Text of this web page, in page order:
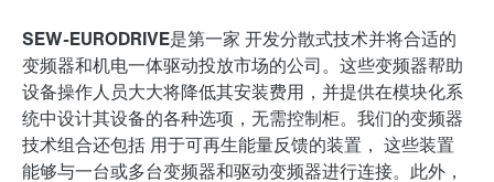
SEW‑EURODRIVE是第一家 开发分散式技术并将合适的
变频器和机电一体驱动投放市场的公司。这些变频器帮助
设备操作人员大大将降低其安装费用，并提供在模块化系
统中设计其设备的各种选项，无需控制柜。我们的变频器
技术组合还包括 用于可再生能量反馈的装置， 这些装置
能够与一台或多台变频器和驱动变频器进行连接。此外，